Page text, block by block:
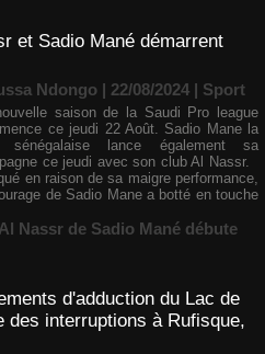
et Sadio Mané démarrent
Ndongo | 22/08/2024 | Sport
saison de la Saudi Pro league
ce jeudi 22 Août. Sadio Mane la
sénégalaise lance également sa
ce jeudi avec son club Al Nassr.
en raison de sa maigre performance,
de Sadio Mane a botté en touche
Nassr de Sadio Mané débute
d'adduction du Lac de
des interruptions à Rufisque,